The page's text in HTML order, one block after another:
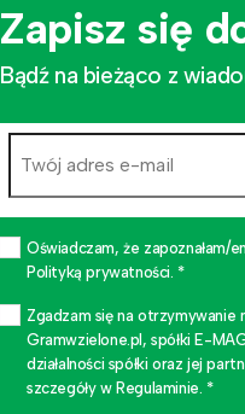
Zapisz się
Bądź na bieżąco z
Oświadczam, że zapoznałam/
Polityką prywatności. *
Zgadzam się na
Gramwzielone.pl, spółki E-
działalności spółki oraz jej
szczegóły w Regulaminie. *